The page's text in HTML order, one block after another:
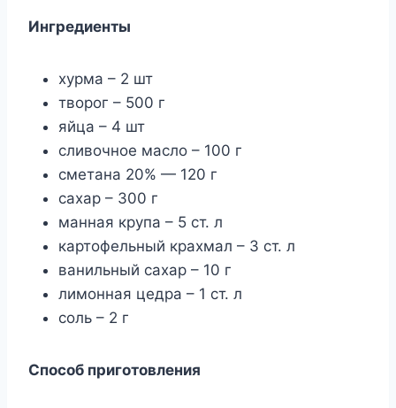
Ингредиенты
хурма – 2 шт
творог – 500 г
яйца – 4 шт
сливочное масло – 100 г
сметана 20% — 120 г
сахар – 300 г
манная крупа – 5 ст. л
картофельный крахмал – 3 ст. л
ванильный сахар – 10 г
лимонная цедра – 1 ст. л
соль – 2 г
Способ приготовления